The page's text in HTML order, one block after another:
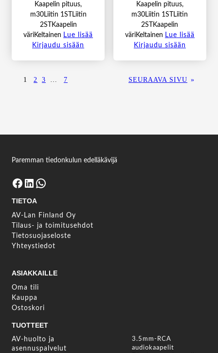
Kaapelin pituus,
m30Liitin 1STLiitin
2STKaapelin
väriKeltainen Lue lisää
Kirjaudu sisään
Kaapelin pituus,
m30Liitin 1STLiitin
2STKaapelin
väriKeltainen Lue lisää
Kirjaudu sisään
1 2 3 7 SEURAAVA SIVU »
Paremman tiedonkulun edelläkävijä
Facebook LinkedIn WhatsApp
TIETOA
AV-Lan Finland Oy
Tilaus- ja toimitusehdot
Tietosuojaseloste
Yhteystiedot
ASIAKKAILLE
Oma tili
Kauppa
Ostoskori
TUOTTEET
AV-huolto ja
asennuspalvelut
3.5mm-RCA
audiokaapelit